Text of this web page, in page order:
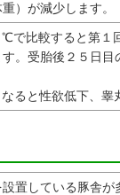
）が減少します。
で比較すると第１
。受胎後２５日
ると性欲低下、睾
置している豚舎が